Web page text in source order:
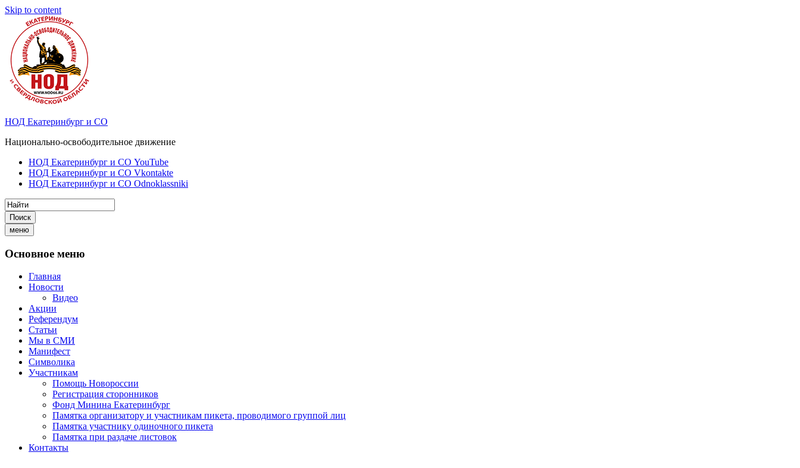
Skip to content
НОД Екатеринбург и СО
Национально-освободительное движение
НОД Екатеринбург и СО YouTube
НОД Екатеринбург и СО Vkontakte
НОД Екатеринбург и СО Odnoklassniki
Поиск
меню
Основное меню
Главная
Новости
Видео
Акции
Референдум
Статьи
Мы в СМИ
Манифест
Символика
Участникам
Помощь Новороссии
Регистрация сторонников
Фонд Минина Екатеринбург
Памятка организатору и участникам пикета, проводимого группой лиц
Памятка участнику одиночного пикета
Памятка при раздаче листовок
Контакты